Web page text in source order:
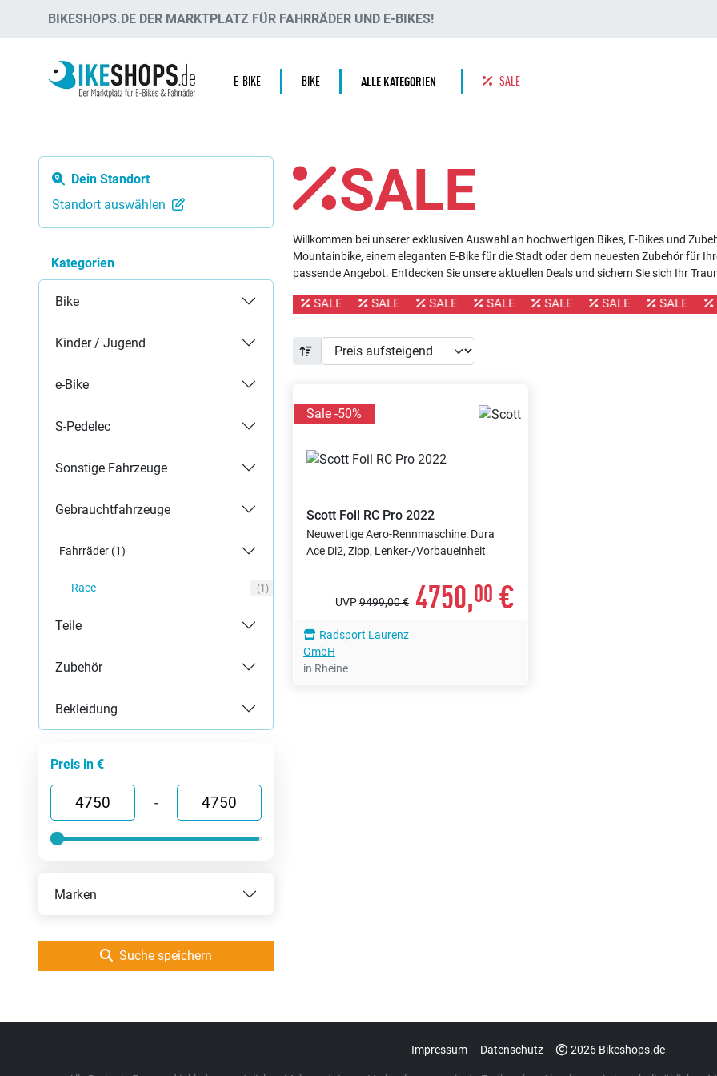
BIKESHOPS.DE DER MARKTPLATZ FÜR FAHRRÄDER UND E-BIKES!
E-BIKE BIKE ALLE KATEGORIEN SALE
Dein Standort
Standort auswählen
Kategorien
Bike
Kinder / Jugend
e-Bike
S-Pedelec
Sonstige Fahrzeuge
Gebrauchtfahrzeuge
Fahrräder (1)
Race (1)
Teile
Zubehör
Bekleidung
Preis in €
-
Marken
Suche speichern
SALE
Willkommen bei unserer exklusiven Auswahl an hochwertigen Bikes, E-Bikes und
Mountainbike, einem eleganten E-Bike für die Stadt oder dem neuesten Zubehör für
passende Angebot. Entdecken Sie unsere aktuellen Deals und sichern Sie sich Ihr
SALE SALE SALE SALE SALE SALE SALE SALE
Sale -50%
Scott Foil RC Pro 2022
Neuwertige Aero-Rennmaschine: Dura
Ace Di2, Zipp, Lenker-/Vorbaueinheit
UVP9499,00 € 4750,00 €
Radsport Laurenz
GmbH
in Rheine
Impressum Datenschutz 2026 Bikeshops.de